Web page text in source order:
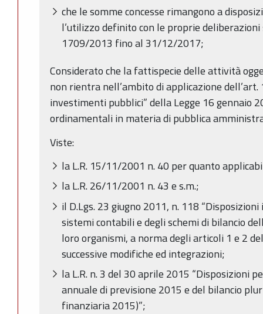
che le somme concesse rimangono a
l’utilizzo definito con le proprie
1709/2013 fino al 31/12/2017;
Considerato che la fattispecie delle attività
non rientra nell’ambito di applicazione dell’art.
investimenti pubblici” della Legge 16 gennaio
ordinamentali in materia di pubblica
Viste:
la L.R. 15/11/2001 n. 40 per quanto
la L.R. 26/11/2001 n. 43 e s.m.;
il D.Lgs. 23 giugno 2011, n. 118
sistemi contabili e degli schemi di bilancio
loro organismi, a norma degli articoli 1 e 2
successive modifiche ed integrazioni;
la L.R. n. 3 del 30 aprile 2015 “Disposizioni
annuale di previsione 2015 e del bilancio
finanziaria 2015)”;